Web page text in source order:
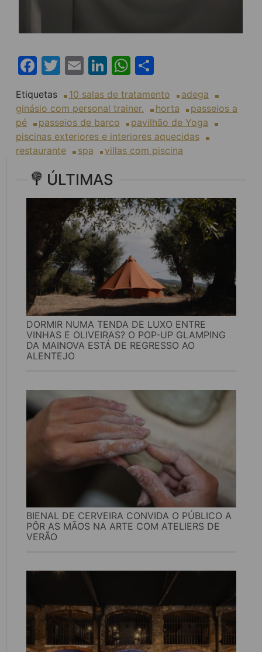
Facebook
Twitter
EmailLinkedIn
WhatsApp
Etiquetas 10 salas de tratamento
adega
ginásio com personal trainer.
horta
passeios a
pé
passeios de barco
pavilhão de Yoga
piscinas exteriores e interiores aquecidas
restaurante
spa villas com piscina
ÚLTIMAS
DORMIR NUMA TENDA DE LUXO ENTRE
VINHAS E OLIVEIRAS? O POP-UP GLAMPING
DA MAINOVA ESTÁ DE REGRESSO AO
ALENTEJO
BIENAL DE CERVEIRA CONVIDA O PÚBLICO A
PÔR AS MÃOS NA ARTE COM ATELIERS DE
VERÃO